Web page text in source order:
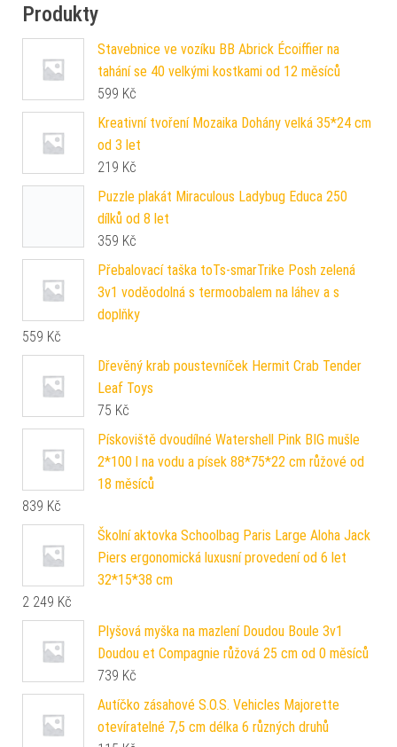
Produkty
Stavebnice ve vozíku BB Abrick Écoiffier na
tahání se 40 velkými kostkami od 12 měsíců
599 Kč
Kreativní tvoření Mozaika Dohány velká 35*24 cm
od 3 let
219 Kč
Puzzle plakát Miraculous Ladybug Educa 250
dílků od 8 let
359 Kč
Přebalovací taška toTs-smarTrike Posh zelená
3v1 voděodolná s termoobalem na láhev a s
doplňky
559 Kč
Dřevěný krab poustevníček Hermit Crab Tender
Leaf Toys
75 Kč
Pískoviště dvoudílné Watershell Pink BIG mušle
2*100 l na vodu a písek 88*75*22 cm růžové od
18 měsíců
839 Kč
Školní aktovka Schoolbag Paris Large Aloha Jack
Piers ergonomická luxusní provedení od 6 let
32*15*38 cm
2 249 Kč
Plyšová myška na mazlení Doudou Boule 3v1
Doudou et Compagnie růžová 25 cm od 0 měsíců
739 Kč
Autíčko zásahové S.O.S. Vehicles Majorette
otevíratelné 7,5 cm délka 6 různých druhů